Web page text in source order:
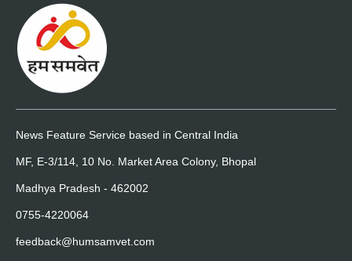
News Feature Service based in Central India
MF, E-3/114, 10 No. Market Area Colony, Bhopal
Madhya Pradesh - 462002
0755-4220064
feedback@humsamvet.com